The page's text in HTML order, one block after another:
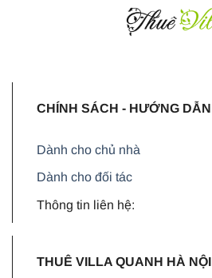
CHÍNH SÁCH - HƯỚNG DẪN
Dành cho chủ nhà
Dành cho đối tác
Thông tin liên hệ:
THUÊ VILLA QUANH HÀ NỘI